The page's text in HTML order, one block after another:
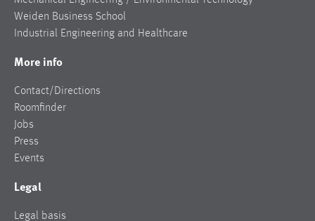
Weiden Business School
Industrial Engineering and Healthcare
More info
Contact/Directions
Roomfinder
Jobs
Press
Events
Legal
Legal basis